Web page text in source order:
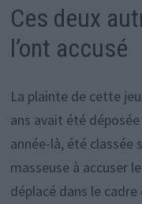
Ces deux
l’ont accusé
La plainte de cette
ans avait été
année-là, été classée
masseuse à accuser
déplacé dans le